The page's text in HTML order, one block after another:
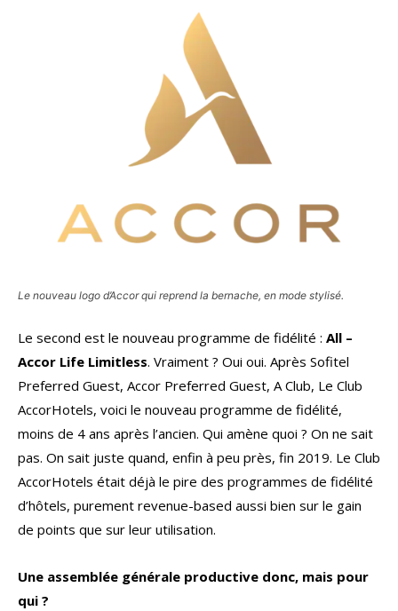
Le nouveau logo d’Accor qui reprend la bernache, en mode stylisé.
Le second est le nouveau programme de fidélité : All –
Accor Life Limitless. Vraiment ? Oui oui. Après Sofitel
Preferred Guest, Accor Preferred Guest, A Club, Le Club
AccorHotels, voici le nouveau programme de fidélité,
moins de 4 ans après l’ancien. Qui amène quoi ? On ne sait
pas. On sait juste quand, enfin à peu près, fin 2019. Le Club
AccorHotels était déjà le pire des programmes de fidélité
d’hôtels, purement revenue-based aussi bien sur le gain
de points que sur leur utilisation.
Une assemblée générale productive donc, mais pour
qui ?